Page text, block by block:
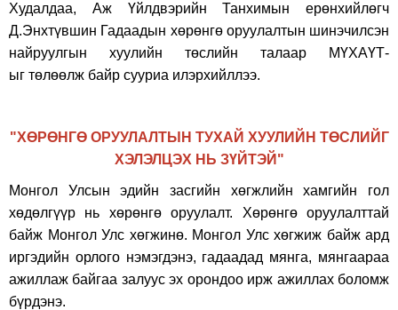
Худалдаа, Аж Үйлдвэрийн Танхимын ерөнхийлөгч
Д.Энхтүвшин Гадаадын хөрөнгө оруулалтын шинэчилсэн
найруулгын хуулийн төслийн талаар МҮХАҮТ-
ыг төлөөлж байр сууриа илэрхийллээ.
"ХӨРӨНГӨ ОРУУЛАЛТЫН ТУХАЙ ХУУЛИЙН ТӨСЛИЙГ
ХЭЛЭЛЦЭХ НЬ ЗҮЙТЭЙ"
Монгол Улсын эдийн засгийн хөгжлийн хамгийн гол
хөдөлгүүр нь хөрөнгө оруулалт. Хөрөнгө оруулалттай
байж Монгол Улс хөгжинө. Монгол Улс хөгжиж байж ард
иргэдийн орлого нэмэгдэнэ, гадаадад мянга, мянгаараа
ажиллаж байгаа залуус эх орондоо ирж ажиллах боломж
бүрдэнэ.